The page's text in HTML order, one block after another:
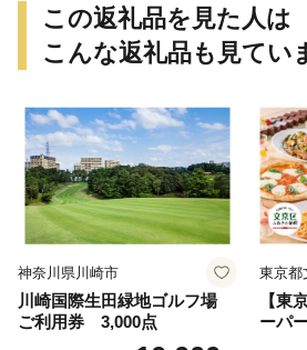
この返礼品を見た人は
こんな返礼品も見てい
神奈川県川崎市
川崎国際生田緑地ゴルフ場
ご利用券 3,000点
東京都
【東
ーパ
ラン